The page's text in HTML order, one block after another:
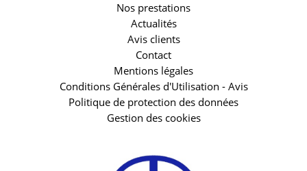
Nos prestations
Actualités
Avis clients
Contact
Mentions légales
Conditions Générales d'Utilisation - Avis
Politique de protection des données
Gestion des cookies